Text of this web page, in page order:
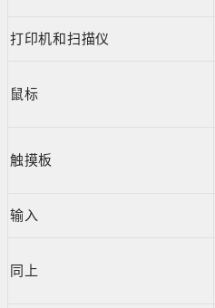
打印机和扫描仪
鼠标
触摸板
输入
同上